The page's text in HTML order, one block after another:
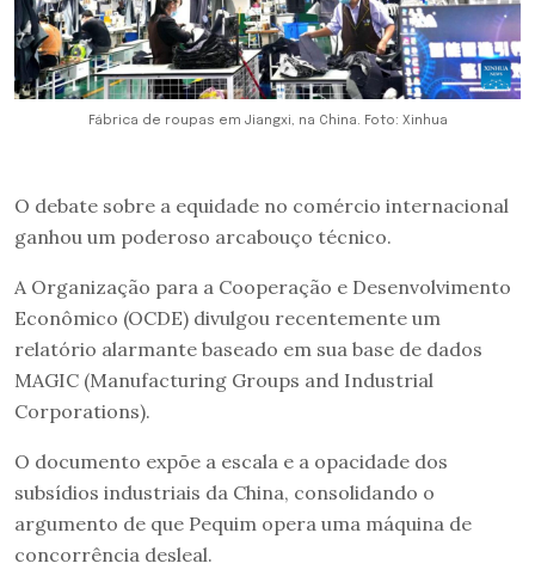
Fábrica de roupas em Jiangxi, na China. Foto: Xinhua
O debate sobre a equidade no comércio internacional
ganhou um poderoso arcabouço técnico.
A Organização para a Cooperação e Desenvolvimento
Econômico (OCDE) divulgou recentemente um
relatório alarmante baseado em sua base de dados
MAGIC (Manufacturing Groups and Industrial
Corporations).
O documento expõe a escala e a opacidade dos
subsídios industriais da China, consolidando o
argumento de que Pequim opera uma máquina de
concorrência desleal.